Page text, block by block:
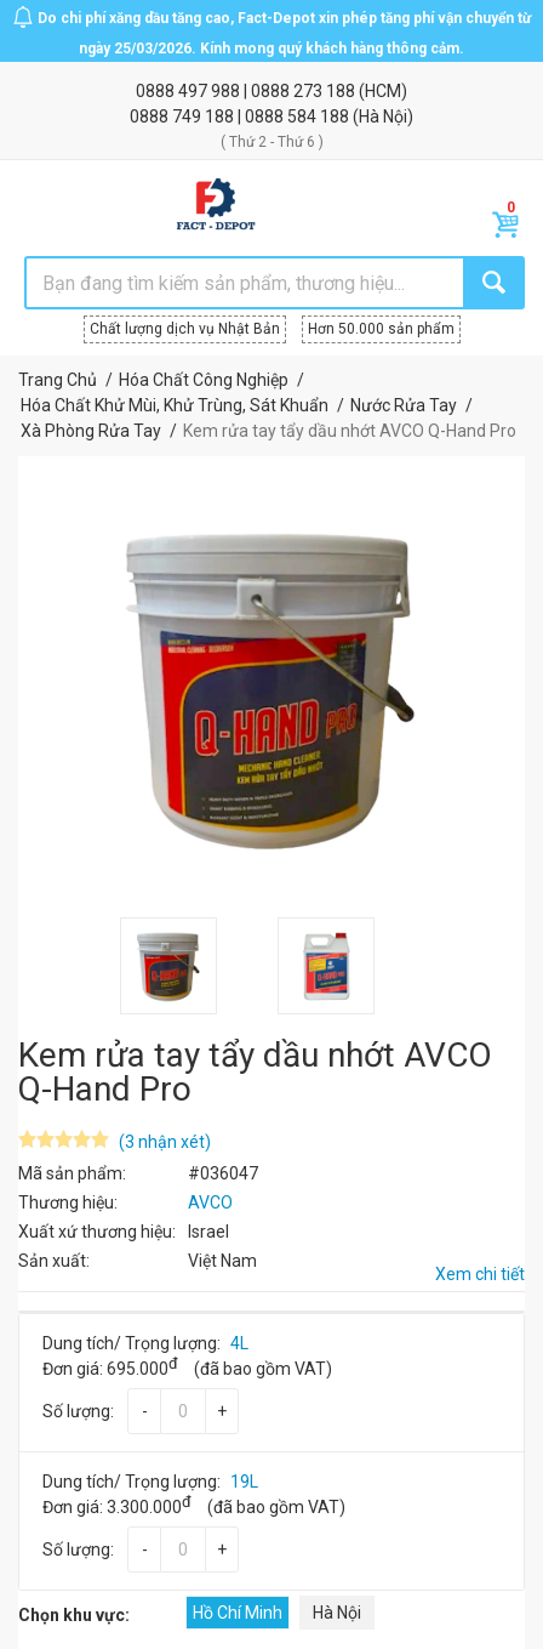
Do chi phí xăng dầu tăng cao, Fact-Depot xin phép tăng phí vận chuyển từ
ngày 25/03/2026. Kính mong quý khách hàng thông cảm.
0888 497 988 0888 273 188 (HCM)
0888 749 188
0888 584 188 (Hà Nội)
( Thứ 2 - Thứ 6 )
Chất lượng dịch vụ Nhật Bản Hơn 50.000 sản phẩm
Trang Chủ
Hóa Chất Công Nghiệp
Hóa Chất Khử Mùi, Khử Trùng, Sát Khuẩn
Nước Rửa Tay
Xà Phòng Rửa Tay
Kem rửa tay tẩy dầu nhớt AVCO Q-Hand Pro
Kem rửa tay tẩy dầu nhớt AVCO
Q-Hand Pro
(3 nhận xét)
Mã sản phẩm:
#036047
Thương hiệu:
AVCO
Xuất xứ thương hiệu:
Israel
Sản xuất:
Việt Nam
Xem chi tiết
Dung tích/ Trọng lượng: 4L
Đơn giá: 695.000đ (đã bao gồm VAT)
Số lượng: - +
Dung tích/ Trọng lượng:
19L
Đơn giá: 3.300.000đ (đã bao gồm VAT)
Số lượng: - +
Chọn khu vực: Hồ Chí Minh Hà Nội